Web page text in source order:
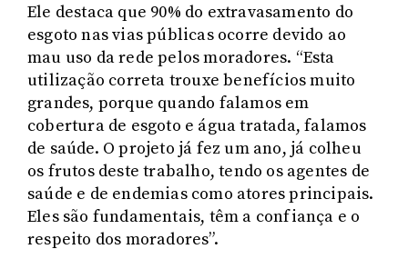
Ele destaca que 90% do extravasamento do
esgoto nas vias públicas ocorre devido ao
mau uso da rede pelos moradores. “Esta
utilização correta trouxe benefícios muito
grandes, porque quando falamos em
cobertura de esgoto e água tratada, falamos
de saúde. O projeto já fez um ano, já colheu
os frutos deste trabalho, tendo os agentes de
saúde e de endemias como atores principais.
Eles são fundamentais, têm a confiança e o
respeito dos moradores”.